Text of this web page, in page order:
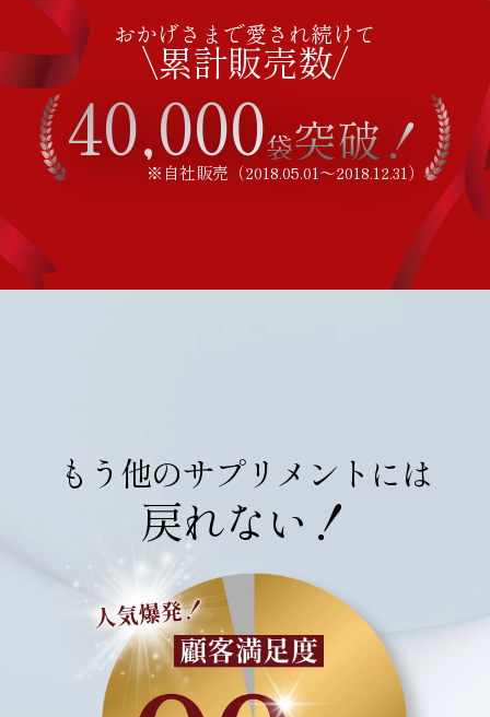
おかげさまで愛され続けて
\累計販売数/
40,000袋突破！
※自社販売（2018.05.01～2018.12.31）
もう他のサプリメントには
戻れない！